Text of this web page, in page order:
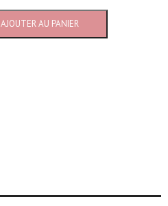
AJOUTER AU PANIER